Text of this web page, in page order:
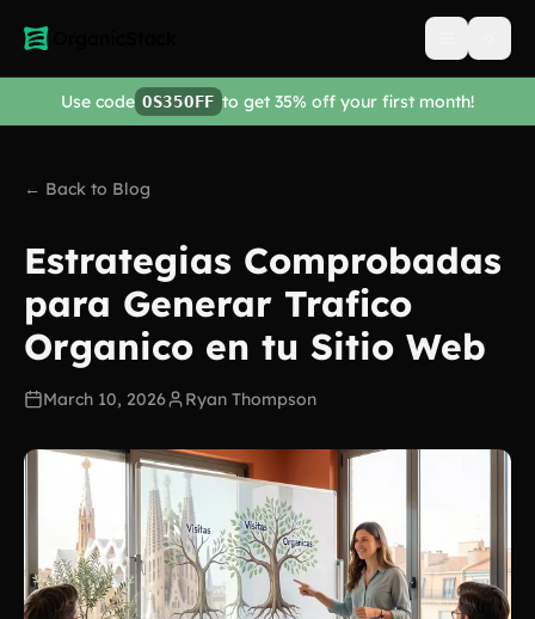
Open
Use code OS35OFF to get 35% off your first month!
← Back to Blog
Estrategias Comprobadas
para Generar Trafico
Organico en tu Sitio Web
March 10, 2026 Ryan Thompson